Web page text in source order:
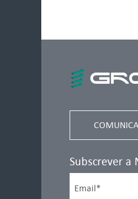
Subscrever a